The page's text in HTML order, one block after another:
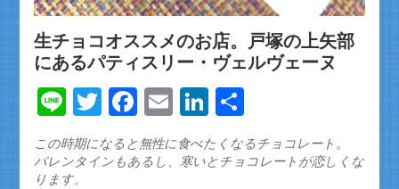
生チョコオススメのお店。戸塚の上矢部
にあるパティスリー・ヴェルヴェーヌ
LineTwitterFacebook
EmailLinkedIn
有
この時期になると無性に食べたくなるチョコレート。
バレンタインもあるし、寒いとチョコレートが恋しくな
ります。